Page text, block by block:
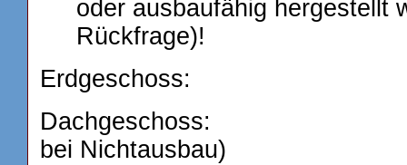
oder ausbaufähig hergestellt
Rückfrage)!
Erdgeschoss:
Dachgeschoss: 0
bei Nichtausbau)